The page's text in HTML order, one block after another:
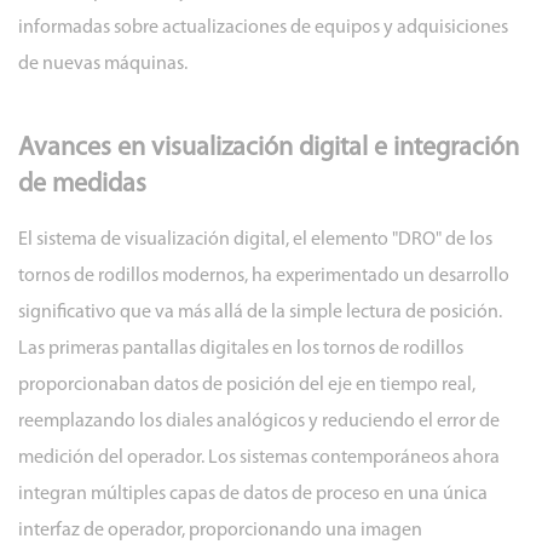
Monitoreo
de
el
panel
3
Ingeniería
estructural
para
la
estabilidad
en
informadas sobre actualizaciones de equipos y adquisiciones
de nuevas máquinas.
Avances en visualización digital e integración
de medidas
El sistema de visualización digital, el elemento "DRO" de los
tornos de rodillos modernos, ha experimentado un desarrollo
significativo que va más allá de la simple lectura de posición.
Las primeras pantallas digitales en los tornos de rodillos
proporcionaban datos de posición del eje en tiempo real,
reemplazando los diales analógicos y reduciendo el error de
medición del operador. Los sistemas contemporáneos ahora
integran múltiples capas de datos de proceso en una única
interfaz de operador, proporcionando una imagen